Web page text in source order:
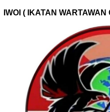
IWOI ( IKATAN